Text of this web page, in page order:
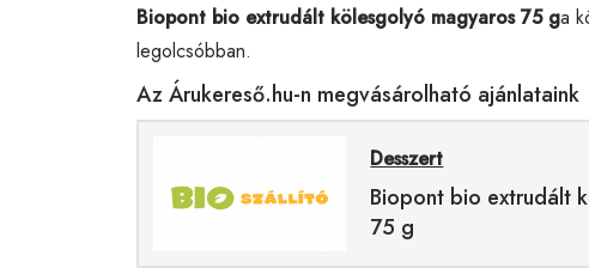
Biopont bio extrudált kölesgolyó magyaros 75 ga
legolcsóbban.
Az Árukereső.hu-n megvásárolható ajánlataink
Desszert
Biopont bio extrudált
75 g